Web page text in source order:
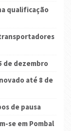
qualificação
de dezembro
até 8 de
de pausa
se em Pombal